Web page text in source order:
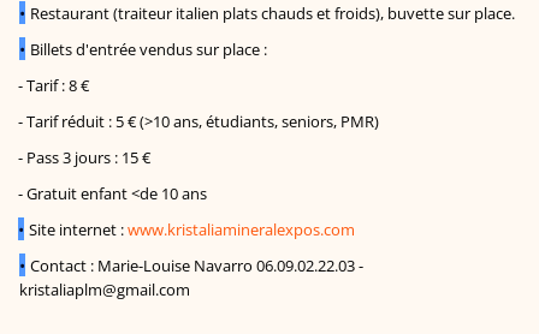
• Restaurant (traiteur italien plats chauds et froids), buvette sur place.
• Billets d'entrée vendus sur place :
-Tarif : 8 €
- Tarif réduit : 5 € (>10 ans, étudiants, seniors, PMR)
- Pass 3 jours : 15 €
-Gratuit enfant <de 10 ans
• Site internet :www.kristaliamineralexpos.com
• Contact : Marie-Louise Navarro 06.09.02.22.03 -
kristaliaplm@gmail.com